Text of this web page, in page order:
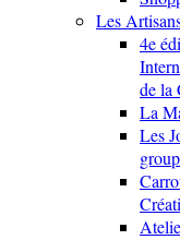
Les
4e
de la
La
Les